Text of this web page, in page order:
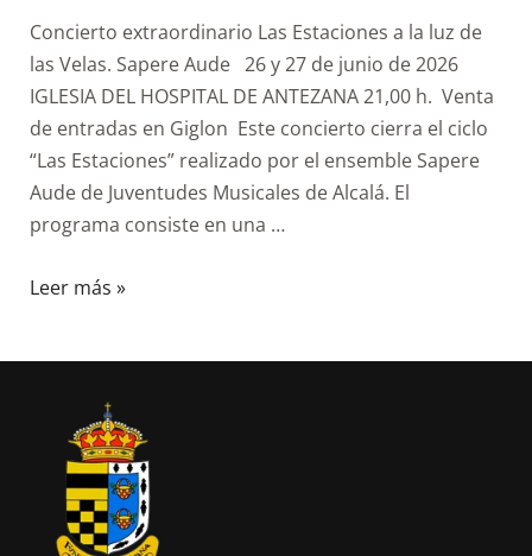
Concierto extraordinario Las Estaciones a la luz de
las Velas. Sapere Aude 26 y 27 de junio de 2026
IGLESIA DEL HOSPITAL DE ANTEZANA 21,00 h. Venta
de entradas en Giglon Este concierto cierra el ciclo
“Las Estaciones” realizado por el ensemble Sapere
Aude de Juventudes Musicales de Alcalá. El
programa consiste en una …
Leer más »